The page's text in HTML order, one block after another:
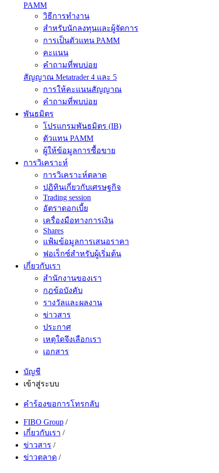
PAMM
วิธีการทำงาน
สำหรับนักลงทุนและผู้จัดการ
การเป็นตัวแทน PAMM
คะแนน
คำถามที่พบบ่อย
สัญญาณ Metatrader 4 และ 5
การให้คะแนนสัญญาณ
คำถามที่พบบ่อย
พันธมิตร
โปรแกรมพันธมิตร (IB)
ตัวแทน PAMM
ผู้ให้ข้อมูลการซื้อขาย
การวิเคราะห์
การวิเคราะห์ตลาด
ปฏิทินเกี่ยวกับเศรษฐกิจ
Trading session
อัตราดอกเบี้ย
เครื่องมือทางการเงิน
Shares
แฟ้มข้อมูลการเสนอราคา
ฟอเร็กซ์สำหรับผู้เริ่มต้น
เกี่ยวกับเรา
สำนักงานของเรา
กฎข้อบังคับ
รางวัลและผลงาน
ข่าวสาร
ประกาศ
เหตุใดจึงเลือกเรา
เอกสาร
บัญชี
เข้าสู่ระบบ
คำร้องขอการโทรกลับ
FIBO Group /
เกี่ยวกับเรา /
ข่าวสาร /
ข่าวตลาด /